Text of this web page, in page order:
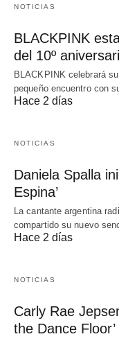
NOTICIAS
BLACKPINK
del 10º
BLACKPINK celebrará
pequeño encuentro con
Hace 2 días
NOTICIAS
Daniela Spalla
Espina’
La cantante argentina
compartido su nuevo
Hace 2 días
NOTICIAS
Carly Rae
the Dance Floor’